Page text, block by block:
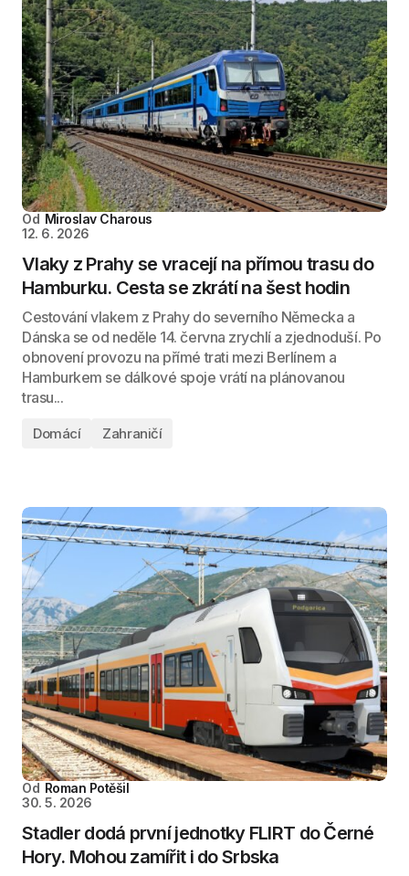
Od Miroslav Charous
12. 6. 2026
Vlaky z Prahy se vracejí na přímou trasu do
Hamburku. Cesta se zkrátí na šest hodin
Cestování vlakem z Prahy do severního Německa a
Dánska se od neděle 14. června zrychlí a zjednoduší. Po
obnovení provozu na přímé trati mezi Berlínem a
Hamburkem se dálkové spoje vrátí na plánovanou
trasu...
Domácí Zahraničí
Od Roman Potěšil
30. 5. 2026
Stadler dodá první jednotky FLIRT do Černé
Hory. Mohou zamířit i do Srbska